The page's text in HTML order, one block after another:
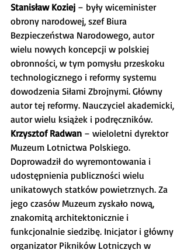
Stanisław Koziej – były wiceminister
obrony narodowej, szef Biura
Bezpieczeństwa Narodowego, autor
wielu nowych koncepcji w polskiej
obronności, w tym pomysłu przeskoku
technologicznego i reformy systemu
dowodzenia Siłami Zbrojnymi. Główny
autor tej reformy. Nauczyciel akademicki,
autor wielu książek i podręczników.
Krzysztof Radwan – wieloletni dyrektor
Muzeum Lotnictwa Polskiego.
Doprowadził do wyremontowania i
udostępnienia publiczności wielu
unikatowych statków powietrznych. Za
jego czasów Muzeum zyskało nową,
znakomitą architektonicznie i
funkcjonalnie siedzibę. Inicjator i główny
organizator Pikników Lotniczych w